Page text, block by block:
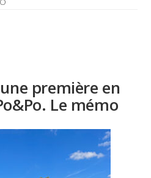
une première en
Le mémo